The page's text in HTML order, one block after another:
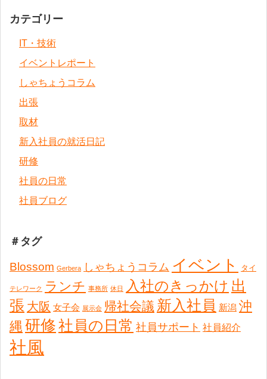
カテゴリー
IT・技術
イベントレポート
しゃちょうコラム
出張
取材
新入社員の就活日記
研修
社員の日常
社員ブログ
＃タグ
Blossom Gerbera しゃちょうコラム イベント タイ
テレワーク ランチ 事務所 休日 入社のきっかけ 出
張 大阪 女子会 展示会 帰社会議 新入社員 新潟 沖
縄 研修社員の日常 社員サポート 社員紹介
社風